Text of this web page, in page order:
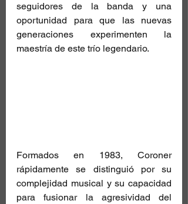
seguidores de la banda y una
oportunidad para que las nuevas
generaciones experimenten la
maestría de este trío legendario.
Formados en 1983, Coroner
rápidamente se distinguió por su
complejidad musical y su capacidad
para fusionar la agresividad del